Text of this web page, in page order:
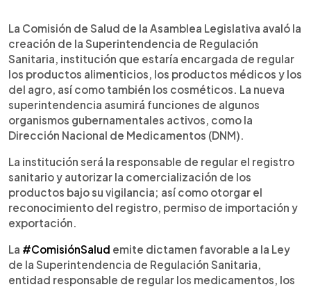
► Escuchar artículo
La Comisión de Salud de la Asamblea Legislativa avaló la
creación de la Superintendencia de Regulación
Sanitaria, institución que estaría encargada de regular
los productos alimenticios, los productos médicos y los
del agro, así como también los cosméticos. La nueva
superintendencia asumirá funciones de algunos
organismos gubernamentales activos, como la
Dirección Nacional de Medicamentos (DNM).
La institución será la responsable de regular el registro
sanitario y autorizar la comercialización de los
productos bajo su vigilancia; así como otorgar el
reconocimiento del registro, permiso de importación y
exportación.
La #ComisiónSalud emite dictamen favorable a la Ley
de la Superintendencia de Regulación Sanitaria,
entidad responsable de regular los medicamentos, los